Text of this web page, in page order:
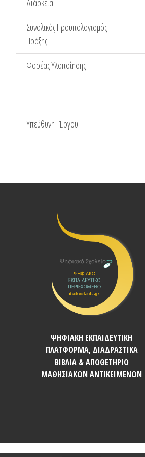
Διάρκεια
Συνολικός Προϋπολογισμός
Πράξης
Φορέας Υλοποίησης
Υπεύθυνη Έργου
ΨΗΦΙΑΚΗ ΕΚΠΑΙΔΕΥΤΙΚΗ
ΠΛΑΤΦΟΡΜΑ, ΔΙΑΔΡΑΣΤΙΚΑ
ΒΙΒΛΙΑ & ΑΠΟΘΕΤΗΡΙΟ
ΜΑΘΗΣΙΑΚΩΝ ΑΝΤΙΚΕΙΜΕΝΩΝ